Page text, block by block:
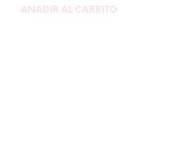
AÑADIR AL CARRITO